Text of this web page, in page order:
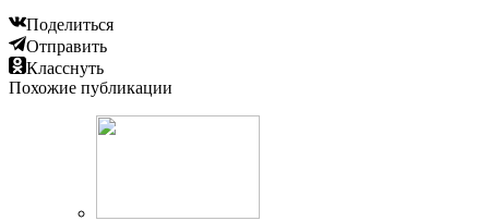
Поделиться
Отправить
Класснуть
Похожие публикации